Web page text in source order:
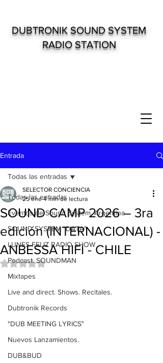
DUBTRONIK SOUND SYSTEM
RADIO STATION
Entrada
Todas las entradas
Eventos de Sound System. Argentina
SOUND SYSTEM "DATA"
LUNES FELIZ RADIO SHOW
Podcast. SOUNDMAN
Mixtapes
Live and direct. Shows. Recitales.
Dubtronik Records
"DUB MEETING LYRICS"
Nuevos Lanzamientos.
DUB&BUD
Todas las entradas
SOUND CAMP 2026 – 3ra
edición (INTERNACIONAL) -
ANBESSA HIFI - CHILE
SELECTOR CONCIENCIA
25 ene 4 min de lectura
Obtuvo NaN de 5 estrellas.